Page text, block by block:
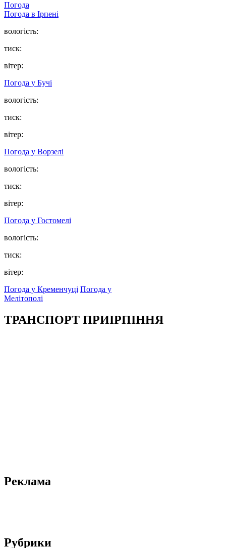
Погода
Погода в Ірпені
вологість:
тиск:
вітер:
Погода у Бучі
вологість:
тиск:
вітер:
Погода у Ворзелі
вологість:
тиск:
вітер:
Погода у Гостомелі
вологість:
тиск:
вітер:
Погода у Кременчуці Погода у
Мелітополі
ТРАНСПОРТ ПРИІРПІННЯ
Реклама
Рубрики